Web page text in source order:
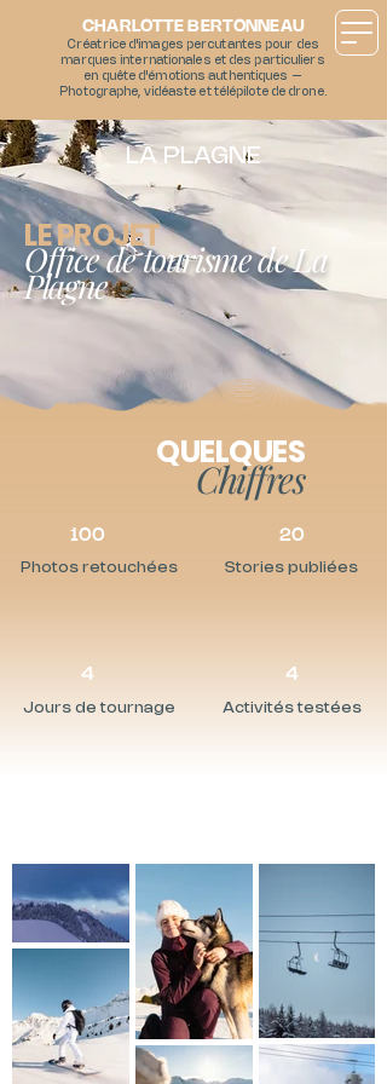
CHARLOTTE BERTONNEAU
Créatrice d'images percutantes pour des
marques internationales et des particuliers
en quête d'émotions authentiques –
Photographe, vidéaste et télépilote de drone.
LA PLAGNE
LE PROJET
Office de tourisme de La
Plagne
QUELQUES
Chiffres
100
Photos retouchées
20
Stories publiées
4
Jours de tournage
4
Activités testées